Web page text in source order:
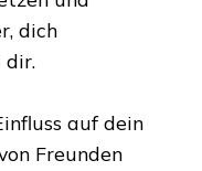
dich
dir.
auf dein
Freunden